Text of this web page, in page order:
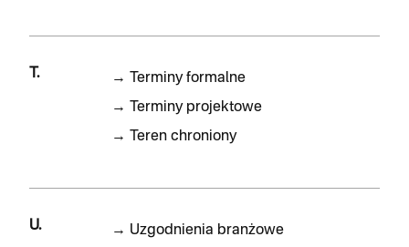
T. →
Terminy formalne
→
Terminy projektowe
→
Teren chroniony
U. → Uzgodnienia branżowe